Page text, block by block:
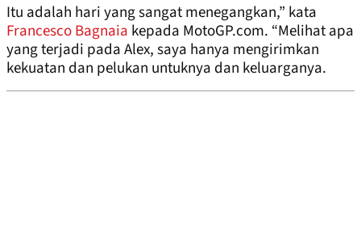
Itu adalah hari yang sangat menegangkan,” kata
Francesco Bagnaia kepada MotoGP.com. “Melihat apa
yang terjadi pada Alex, saya hanya mengirimkan
kekuatan dan pelukan untuknya dan keluarganya.